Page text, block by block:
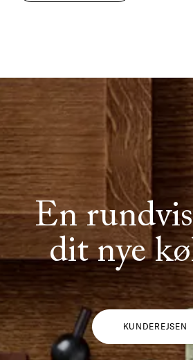
En
dit nye
KUNDEREJSEN